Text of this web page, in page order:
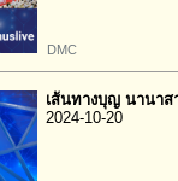
DMC
เส้นทางบุญ นานาส
2024-10-20